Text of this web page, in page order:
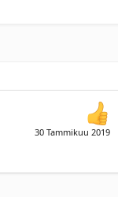
30 Tammikuu 2019